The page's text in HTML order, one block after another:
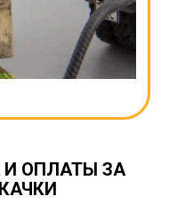
И ОПЛАТЫ ЗА